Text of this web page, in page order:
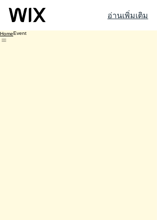
อ่านเพิ่มเติม